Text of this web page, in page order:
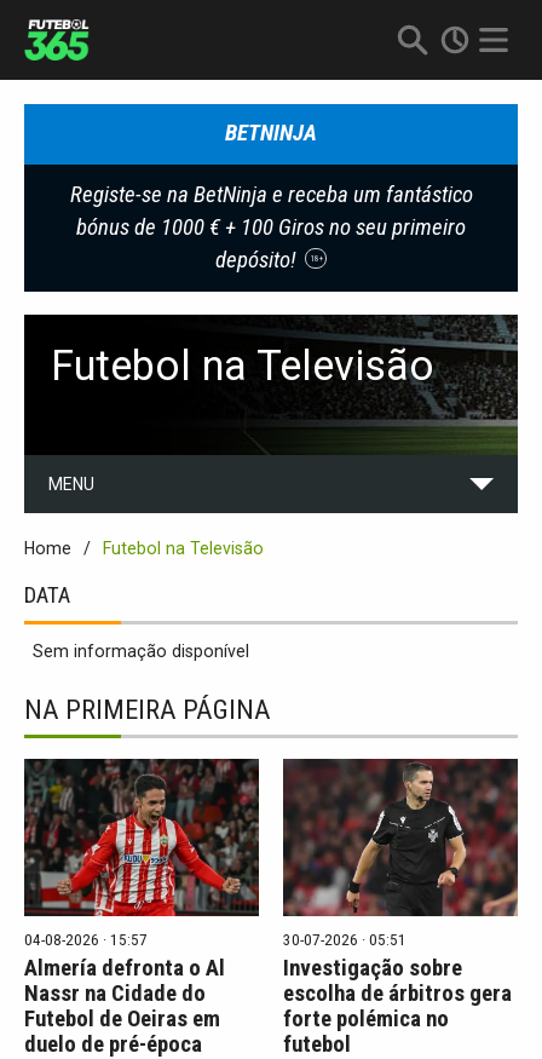
BETNINJA
Registe-se na BetNinja e receba um fantástico
bónus de 1000 € + 100 Giros no seu primeiro
depósito!
18+
Futebol na Televisão
MENU
Home Futebol na Televisão
DATA
Sem informação disponível
NA PRIMEIRA PÁGINA
04-08-2026 · 15:57
Almería defronta o Al
Nassr na Cidade do
Futebol de Oeiras em
duelo de pré-época
30-07-2026 · 05:51
Investigação sobre
escolha de árbitros gera
forte polémica no
futebol